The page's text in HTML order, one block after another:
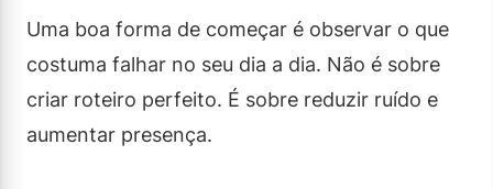
Uma boa forma de começar é observar o que
costuma falhar no seu dia a dia. Não é sobre
criar roteiro perfeito. É sobre reduzir ruído e
aumentar presença.